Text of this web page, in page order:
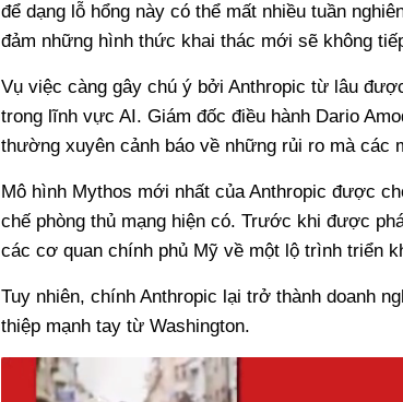
để dạng lỗ hổng này có thể mất nhiều tuần
đảm những hình thức khai thác mới sẽ không
Vụ việc càng gây chú ý bởi Anthropic từ lâu
trong lĩnh vực AI. Giám đốc điều hành Dario
thường xuyên cảnh báo về những rủi ro mà các
Mô hình Mythos mới nhất của Anthropic được
chế phòng thủ mạng hiện có. Trước khi được
các cơ quan chính phủ Mỹ về một lộ trình triển
Tuy nhiên, chính Anthropic lại trở thành doanh
thiệp mạnh tay từ Washington.